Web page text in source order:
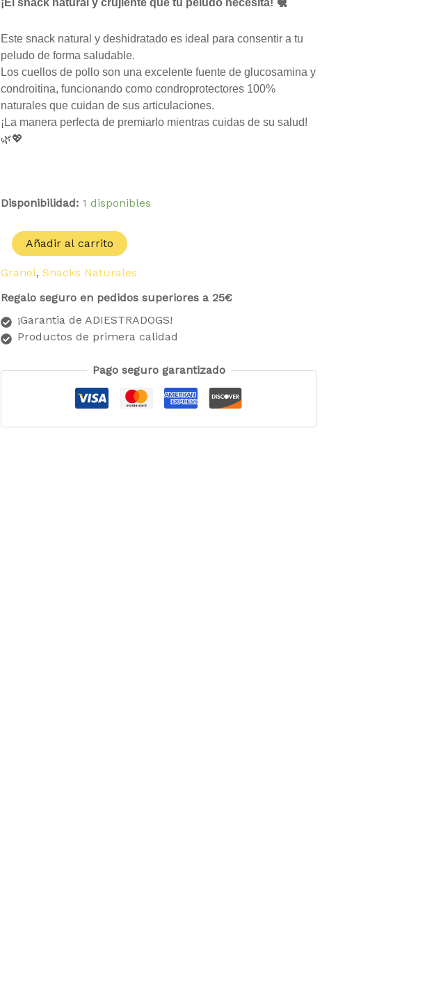
¡El snack natural y crujiente que tu peludo necesita! 🐔
Este snack natural y deshidratado es ideal para consentir a tu
peludo de forma saludable.
Los cuellos de pollo son una excelente fuente de glucosamina y
condroitina, funcionando como condroprotectores 100%
naturales que cuidan de sus articulaciones.
¡La manera perfecta de premiarlo mientras cuidas de su salud!
🌿💖
Disponibilidad: 1 disponibles
Añadir al carrito
Granel,Snacks Naturales
Regalo seguro en pedidos superiores a 25€
¡Garantia de ADIESTRADOGS!
Productos de primera calidad
Pago seguro garantizado